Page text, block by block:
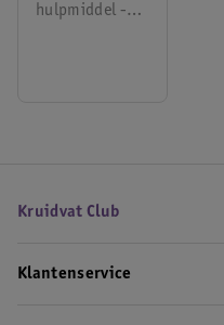
hulpmiddel -
Kruidvat Club
Klantenservice